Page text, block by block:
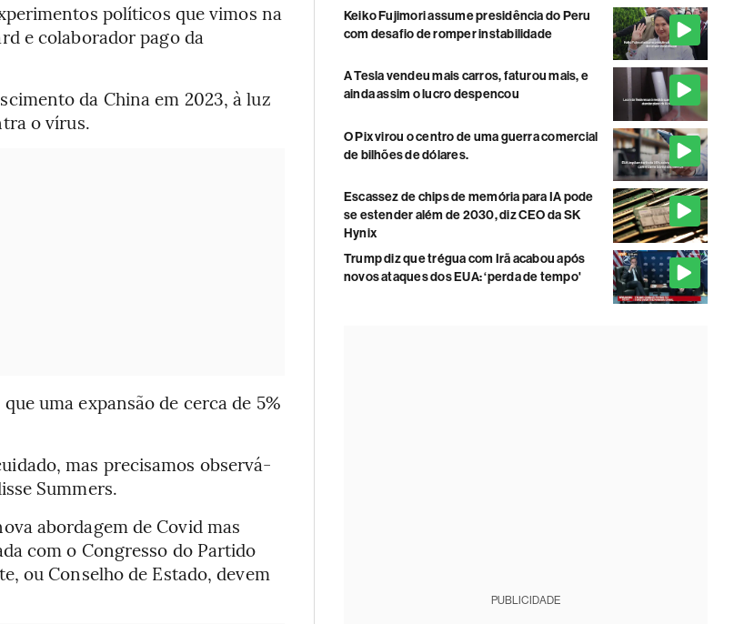
políticos que vimos na
e colaborador pago da
da China em 2023, à luz
o vírus.
uma expansão de cerca de 5%
mas precisamos observá-
Summers.
abordagem de Covid mas
com o Congresso do Partido
ou Conselho de Estado, devem
Keiko Fujimori assume presidência do Peru
com desafio de romper instabilidade
A Tesla vendeu mais carros, faturou mais, e
ainda assim o lucro despencou
O Pix virou o centro de uma guerra comercial
de bilhões de dólares.
Escassez de chips de memória para IA pode
se estender além de 2030, diz CEO da SK
Hynix
Trump diz que trégua com Irã acabou após
novos ataques dos EUA: ‘perda de tempo'
PUBLICIDADE